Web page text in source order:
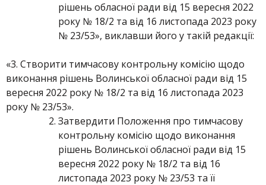
рішень обласної ради від 15 вересня 2022
року № 18/2 та від 16 листопада 2023 року
№ 23/53», виклавши його у такій редакції:
«3. Створити тимчасову контрольну комісію щодо
виконання рішень Волинської обласної ради від 15
вересня 2022 року № 18/2 та від 16 листопада 2023
року № 23/53».
Затвердити Положення про тимчасову
контрольну комісію щодо виконання
рішень Волинської обласної ради від 15
вересня 2022 року № 18/2 та від 16
листопада 2023 року № 23/53 та її